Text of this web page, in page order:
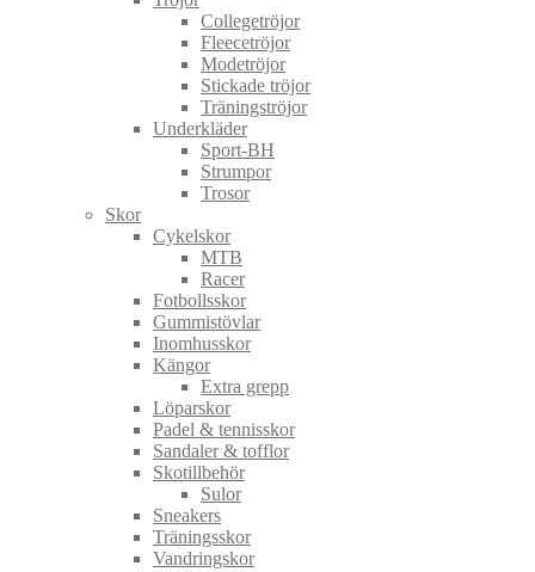
Collegetröjor
Fleecetröjor
Modetröjor
Stickade tröjor
Träningströjor
Underkläder
Sport-BH
Strumpor
Trosor
Skor
Cykelskor
MTB
Racer
Fotbollsskor
Gummistövlar
Inomhusskor
Kängor
Extra grepp
Löparskor
Padel & tennisskor
Sandaler & tofflor
Skotillbehör
Sulor
Sneakers
Träningsskor
Vandringskor